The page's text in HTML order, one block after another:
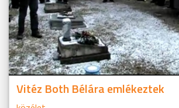
Vitéz Both Bélára emlékeztek